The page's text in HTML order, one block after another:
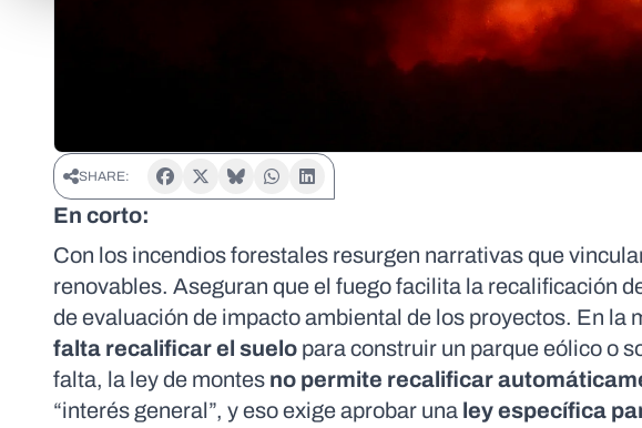
SHARE:
En corto:
Con los incendios forestales resurgen narrativas que
renovables. Aseguran que el fuego facilita la recalificación
de evaluación de impacto ambiental de los proyectos. En la
falta recalificar el suelo para construir un parque eólico o
falta, la ley de montes no permite recalificar
“interés general”, y eso exige aprobar una ley específica